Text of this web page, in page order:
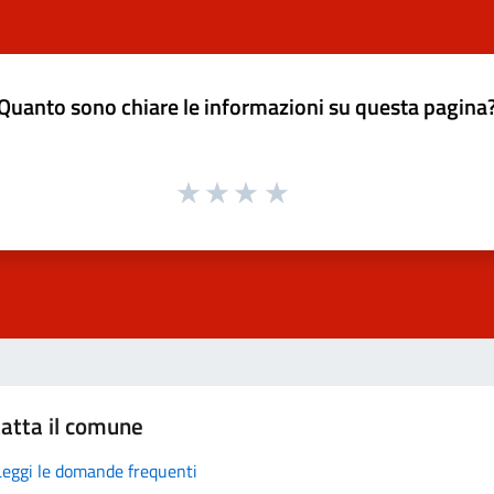
sono chiare le informazioni su questa
il comune
le domande frequenti